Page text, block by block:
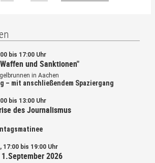
bis 17:00 Uhr
und Sanktionen"
in Aachen
– mit anschließendem Spaziergang
bis 13:00 Uhr
des Journalismus
17:00 bis 19:00 Uhr
2026